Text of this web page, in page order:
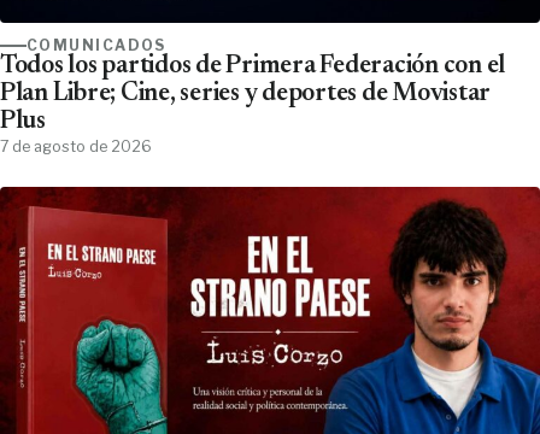
COMUNICADOS
Todos los partidos de Primera Federación con el
Plan Libre; Cine, series y deportes de Movistar
Plus
7 de agosto de 2026